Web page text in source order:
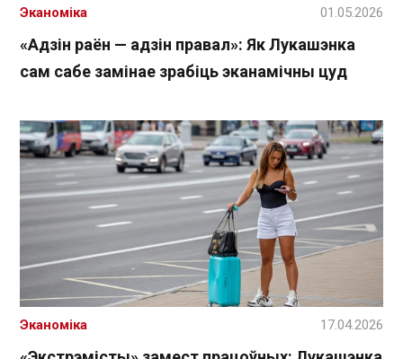
«Адзін раён — адзін правал»: Як Лукашэнка
сам сабе замінае зрабіць эканамічны цуд
Эканоміка 01.05.2026
Эканоміка 17.04.2026